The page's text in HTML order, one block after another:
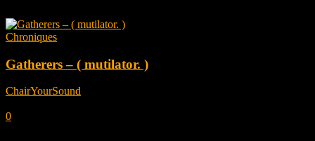
Chroniques
Gatherers – ( mutilator. )
ChairYourSound
0